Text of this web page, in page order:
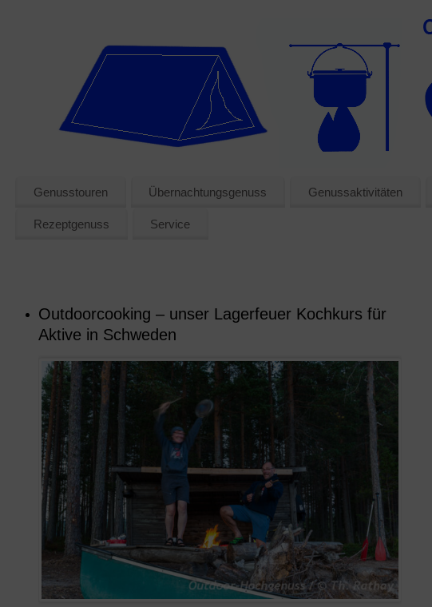
Genusstouren Übernachtungsgenuss Genussaktivitäten
Rezeptgenuss Service
Outdoorcooking – unser Lagerfeuer Kochkurs für
Aktive in Schweden